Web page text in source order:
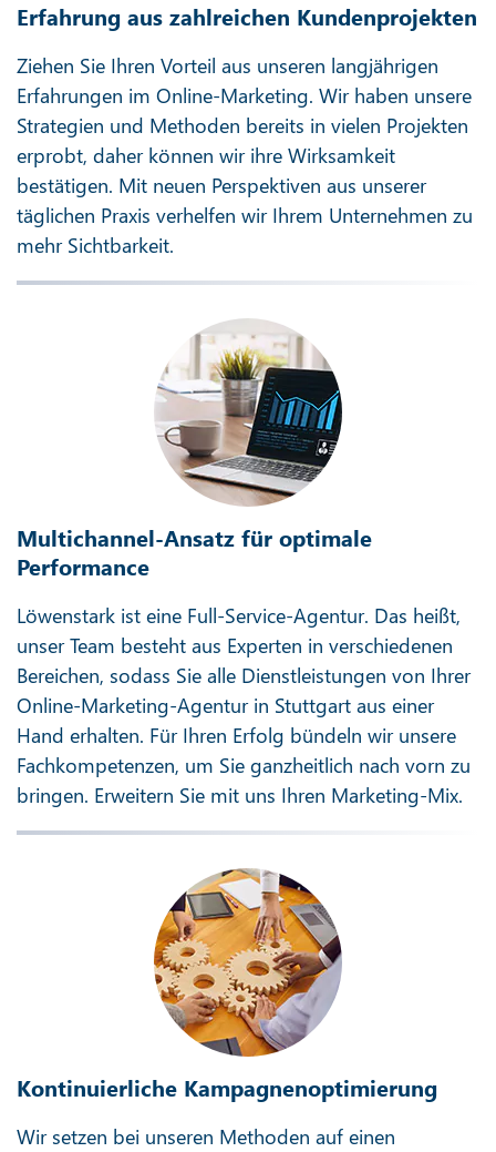
Erfahrung aus zahlreichen Kundenprojekten
Ziehen Sie Ihren Vorteil aus unseren langjährigen
Erfahrungen im Online-Marketing. Wir haben unsere
Strategien und Methoden bereits in vielen Projekten
erprobt, daher können wir ihre Wirksamkeit
bestätigen. Mit neuen Perspektiven aus unserer
täglichen Praxis verhelfen wir Ihrem Unternehmen zu
mehr Sichtbarkeit.
Multichannel-Ansatz für optimale
Performance
Löwenstark ist eine Full-Service-Agentur. Das heißt,
unser Team besteht aus Experten in verschiedenen
Bereichen, sodass Sie alle Dienstleistungen von Ihrer
Online-Marketing-Agentur in Stuttgart aus einer
Hand erhalten. Für Ihren Erfolg bündeln wir unsere
Fachkompetenzen, um Sie ganzheitlich nach vorn zu
bringen. Erweitern Sie mit uns Ihren Marketing-Mix.
Kontinuierliche Kampagnenoptimierung
Wir setzen bei unseren Methoden auf einen